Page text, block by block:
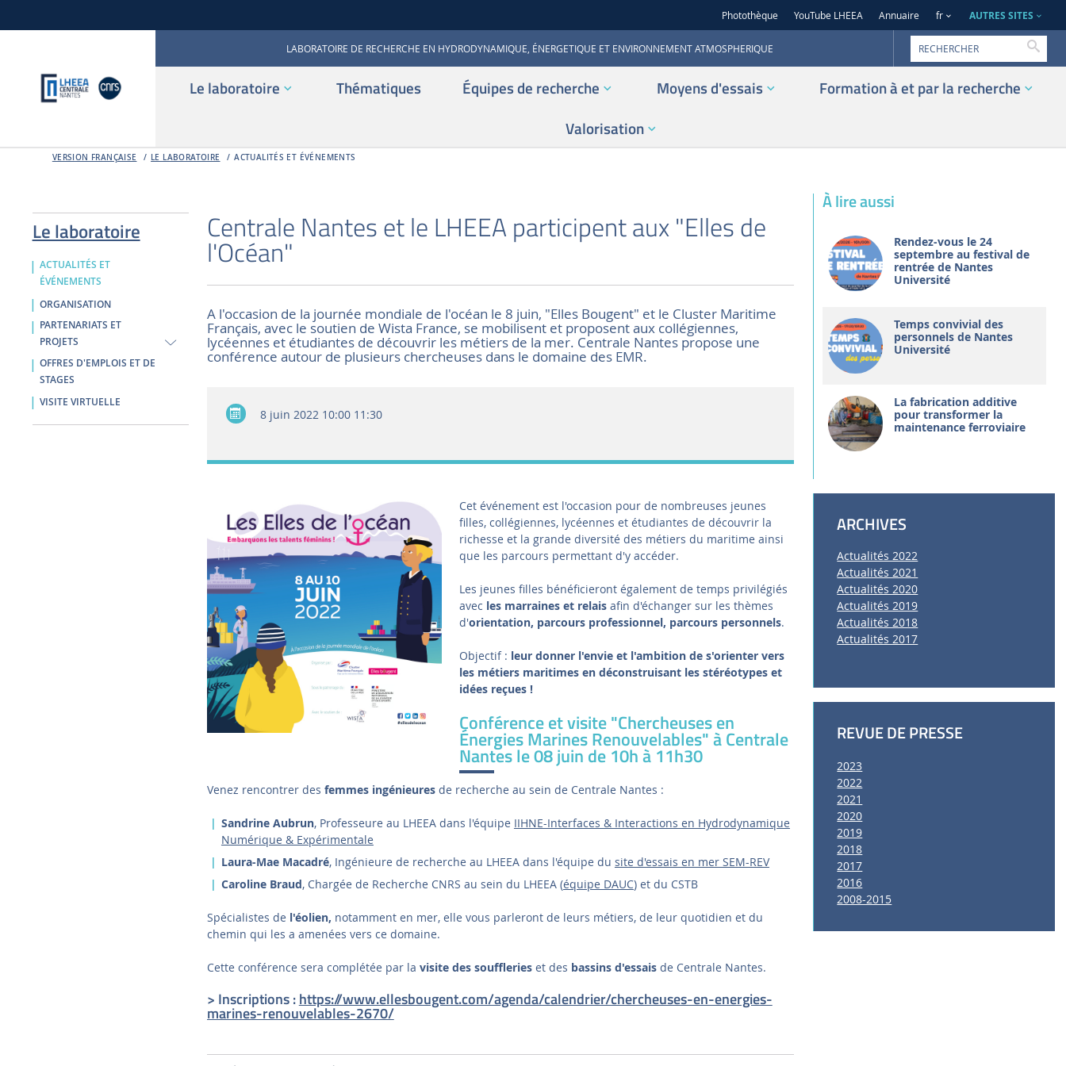
Photothèque YouTube LHEEA Annuaire fr AUTRES SITES
LABORATOIRE DE RECHERCHE EN HYDRODYNAMIQUE, ÉNERGETIQUE ET ENVIRONNEMENT ATMOSPHERIQUE
Le laboratoire Thématiques Équipes de recherche Moyens d'essais
Formation à et par la recherche
Valorisation
VERSION FRANÇAISE LE LABORATOIRE ACTUALITÉS ET ÉVÉNEMENTS
Le laboratoire
ACTUALITÉS ET
ÉVÉNEMENTS
ORGANISATION
PARTENARIATS ET
PROJETS
OFFRES D'EMPLOIS ET DE
STAGES
VISITE VIRTUELLE
Centrale Nantes et le LHEEA participent aux "Elles de
l'Océan"
A l'occasion de la journée mondiale de l'océan le 8 juin, "Elles Bougent" et le Cluster Maritime
Français, avec le soutien de Wista France, se mobilisent et proposent aux collégiennes,
lycéennes et étudiantes de découvrir les métiers de la mer. Centrale Nantes propose une
conférence autour de plusieurs chercheuses dans le domaine des EMR.
8 juin 2022 10:00 11:30
Cet événement est l'occasion pour de nombreuses jeunes
filles, collégiennes, lycéennes et étudiantes de découvrir la
richesse et la grande diversité des métiers du maritime ainsi
que les parcours permettant d'y accéder.
Les jeunes filles bénéficieront également de temps privilégiés
avec les marraines et relais afin d'échanger sur les thèmes
d'orientation, parcours professionnel, parcours personnels.
Objectif : leur donner l'envie et l'ambition de s'orienter vers
les métiers maritimes en déconstruisant les stéréotypes et
idées reçues !
Conférence et visite "Chercheuses en
Énergies Marines Renouvelables" à Centrale
Nantes le 08 juin de 10h à 11h30
Venez rencontrer des femmes ingénieuresde recherche au sein de Centrale Nantes :
Sandrine Aubrun, Professeure au LHEEA dans l'équipe IIHNE-Interfaces & Interactions en Hydrodynamique
Numérique & Expérimentale
Laura-Mae Macadré, Ingénieure de recherche au LHEEA dans l'équipe du site d'essais en mer SEM-REV
Caroline Braud, Chargée de Recherche CNRS au sein du LHEEA (équipe DAUC) et du CSTB
Spécialistes de l'éolien, notamment en mer, elle vous parleront de leurs métiers, de leur quotidien et du
chemin qui les a amenées vers ce domaine.
Cette conférence sera complétée par la visite des soufflerieset des bassins d'essaisde Centrale Nantes.
> Inscriptions :https://www.ellesbougent.com/agenda/calendrier/chercheuses-en-energies-
marines-renouvelables-2670/
À lire aussi
Rendez-vous le 24
septembre au festival de
rentrée de Nantes
Université
Temps convivial des
personnels de Nantes
Université
La fabrication additive
pour transformer la
maintenance ferroviaire
ARCHIVES
Actualités 2022
Actualités 2021
Actualités 2020
Actualités 2019
Actualités 2018
Actualités 2017
REVUE DE PRESSE
2023
2022
2021
2020
2019
2018
2017
2016
2008-2015